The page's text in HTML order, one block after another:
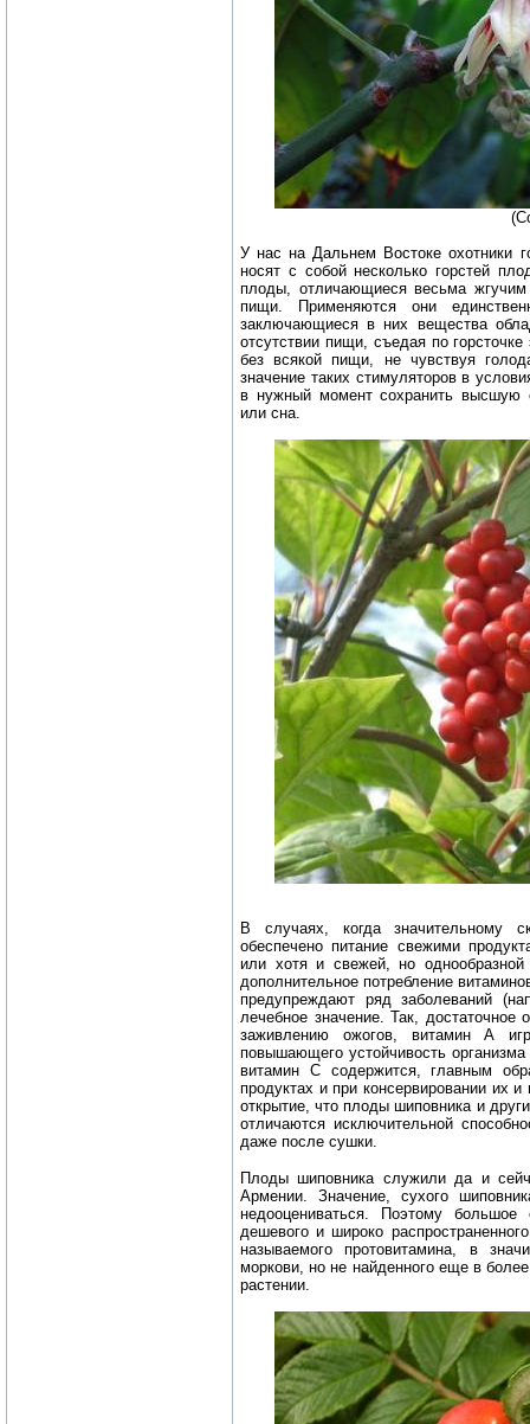
У нас на Дальнем Востоке охотники
носят с собой несколько горстей
плоды, отличающиеся весьма
пищи. Применяются они
заключающиеся в них вещества
отсутствии пищи, съедая по
без всякой пищи, не чувствуя
значение таких стимуляторов в
в нужный момент сохранить высшую
или сна.
В случаях, когда значительному
обеспечено питание свежими
или хотя и свежей, но
дополнительное потребление
предупреждают ряд заболеваний
лечебное значение. Так, достаточное
заживлению ожогов, витамин А
повышающего устойчивость
витамин С содержится, главным
продуктах и при консервировании их
открытие, что плоды шиповника и
отличаются исключительной
даже после сушки.
Плоды шиповника служили да и
Армении. Значение, сухого
недооцениваться. Поэтому
дешевого и широко
называемого протовитамина, в
моркови, но не найденного еще в
растении.